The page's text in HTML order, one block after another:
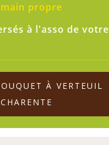
propre
à l'asso de votre
À VERTEUIL